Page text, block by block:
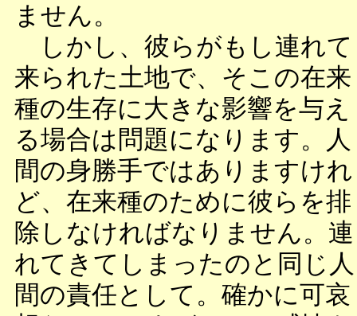
ません。
しかし、彼らがもし連れて
来られた土地で、そこの在来
種の生存に大きな影響を与え
る場合は問題になります。人
間の身勝手ではありますけれ
ど、在来種のために彼らを排
除しなければなりません。連
れてきてしまったのと同じ人
間の責任として。確かに可哀